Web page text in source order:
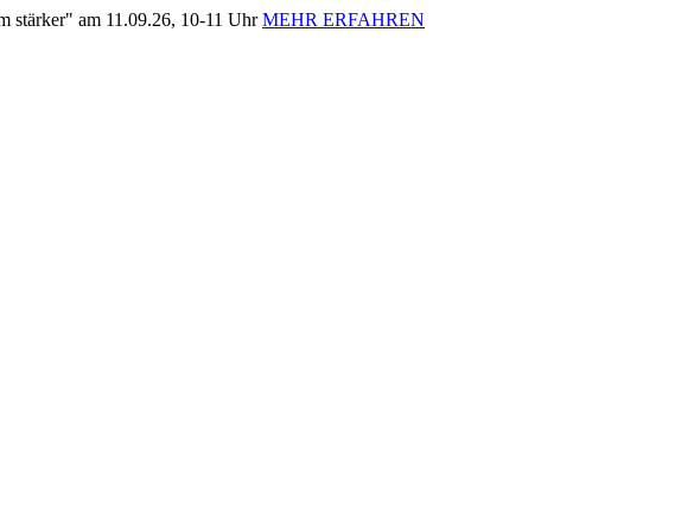
am 11.09.26, 10-11 UhrMEHR ERFAHREN